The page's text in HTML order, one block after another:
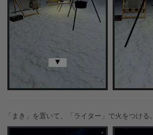
「まき」を置いて、「ライター」で火をつける。